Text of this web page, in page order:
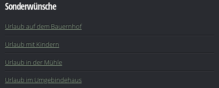
Sonderwünsche
Urlaub auf dem Bauernhof
Urlaub mit Kindern
Urlaub in der Mühle
Urlaub im Umgebindehaus